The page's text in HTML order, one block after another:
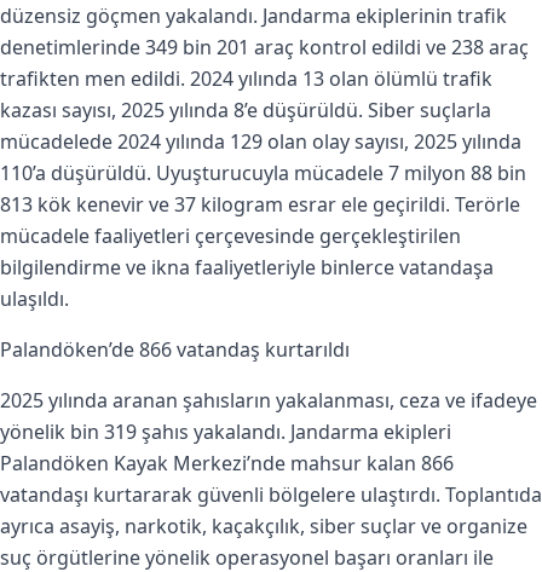
düzensiz göçmen yakalandı. Jandarma ekiplerinin trafik
denetimlerinde 349 bin 201 araç kontrol edildi ve 238 araç
trafikten men edildi. 2024 yılında 13 olan ölümlü trafik
kazası sayısı, 2025 yılında 8’e düşürüldü. Siber suçlarla
mücadelede 2024 yılında 129 olan olay sayısı, 2025 yılında
110’a düşürüldü. Uyuşturucuyla mücadele 7 milyon 88 bin
813 kök kenevir ve 37 kilogram esrar ele geçirildi. Terörle
mücadele faaliyetleri çerçevesinde gerçekleştirilen
bilgilendirme ve ikna faaliyetleriyle binlerce vatandaşa
ulaşıldı.
Palandöken’de 866 vatandaş kurtarıldı
2025 yılında aranan şahısların yakalanması, ceza ve ifadeye
yönelik bin 319 şahıs yakalandı. Jandarma ekipleri
Palandöken Kayak Merkezi’nde mahsur kalan 866
vatandaşı kurtararak güvenli bölgelere ulaştırdı. Toplantıda
ayrıca asayiş, narkotik, kaçakçılık, siber suçlar ve organize
suç örgütlerine yönelik operasyonel başarı oranları ile